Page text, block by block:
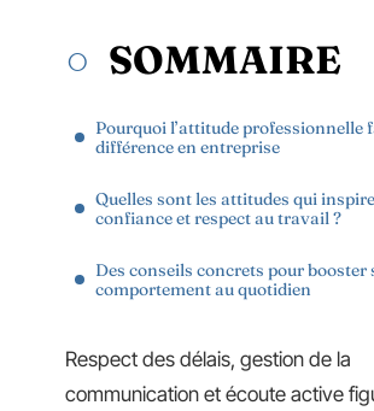
SOMMAIRE
Pourquoi l’attitude professionnelle
différence en entreprise
Quelles sont les attitudes qui
confiance et respect au travail ?
Des conseils concrets pour booster
comportement au quotidien
Respect des délais, gestion de la
communication et écoute active